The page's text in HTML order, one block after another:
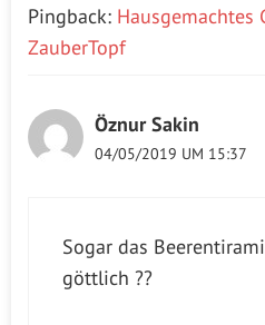
Pingback: Hausgemachtes
ZauberTopf
Öznur Sakin
04/05/2019 UM 15:37
Sogar das
göttlich ??